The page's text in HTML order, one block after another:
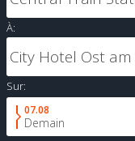
À:
Sur:
07.08
Demain